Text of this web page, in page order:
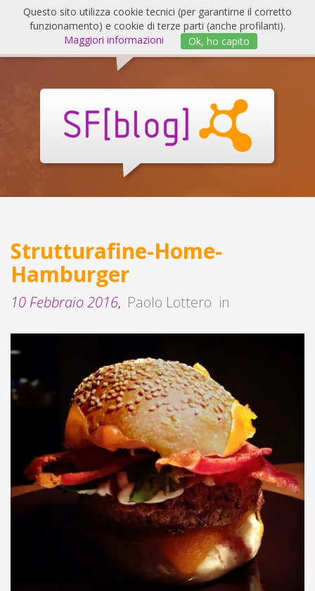
Salta
contenuto
Blog
Strutturafine-Home-
Hamburger
10 Febbraio 2016, Paolo Lottero in
Questo sito utilizza cookie tecnici (per garantirne il corretto
funzionamento) e cookie di terze parti (anche profilanti).
Maggiori informazioni
Ok, ho capito